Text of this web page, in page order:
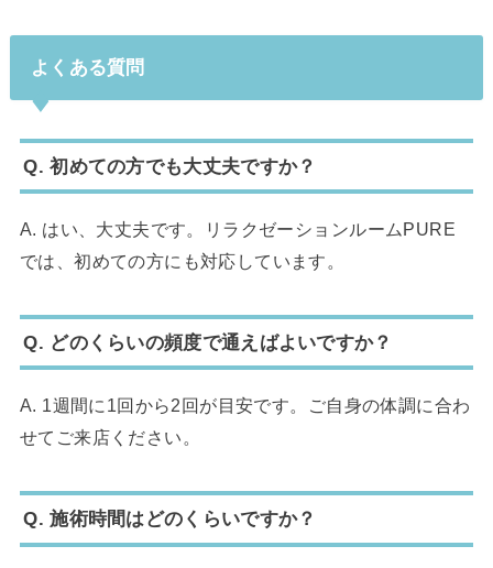
よくある質問
Q. 初めての方でも大丈夫ですか？
A. はい、大丈夫です。リラクゼーションルームPURE
では、初めての方にも対応しています。
Q. どのくらいの頻度で通えばよいですか？
A. 1週間に1回から2回が目安です。ご自身の体調に合わ
せてご来店ください。
Q. 施術時間はどのくらいですか？